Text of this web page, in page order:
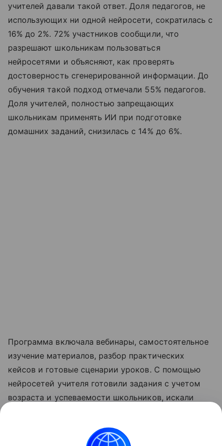
учителей давали такой ответ. Доля педагогов, не
использующих ни одной нейросети, сократилась с
16% до 2%. 72% участников сообщили, что
разрешают школьникам пользоваться
нейросетями и объясняют, как проверять
достоверность сгенерированной информации. До
обучения такой подход отмечали 55% педагогов.
Доля учителей, полностью запрещающих
школьникам применять ИИ при подготовке
домашних заданий, снизилась с 14% до 6%.
Программа включала вебинары, самостоятельное
изучение материалов, разбор практических
кейсов и готовые сценарии уроков. С помощью
нейросетей учителя готовили задания с учетом
возраста и успеваемости школьников, искали
презентации. Отдельная часть обучения была
посвящена ответственному применению ИИ,